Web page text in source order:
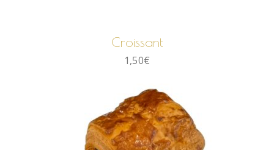
Croissant
1,50€